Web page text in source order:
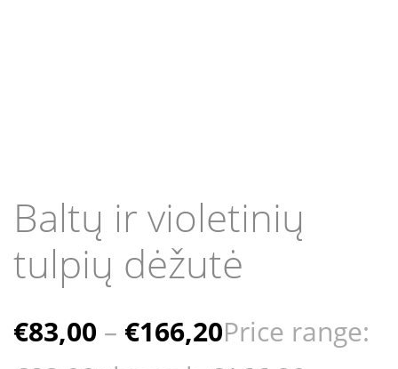
Baltų ir violetinių
tulpių dėžutė
€83,00 – €166,20Price range: